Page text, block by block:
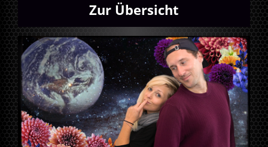
Zur Übersicht